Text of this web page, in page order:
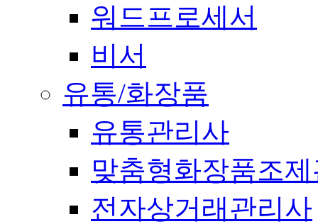
워드프로세서
비서
유통/화장품
유통관리사
맞춤형화장품조
전자상거래관리사